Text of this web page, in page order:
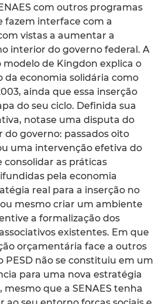
com outros programas
fazem interface com a
vistas a aumentar a
interior do governo federal. A
modelo de Kingdon explica o
da economia solidária como
ainda que essa inserção
do seu ciclo. Definida sua
notase uma disputa do
governo: passados oito
uma intervenção efetiva do
as práticas
pela economia
real para a inserção no
mesmo criar um ambiente
a formalização dos
existentes. Em que
orçamentária face a outros
PESD não se constituiu em um
para uma nova estratégia
que a SENAES tenha